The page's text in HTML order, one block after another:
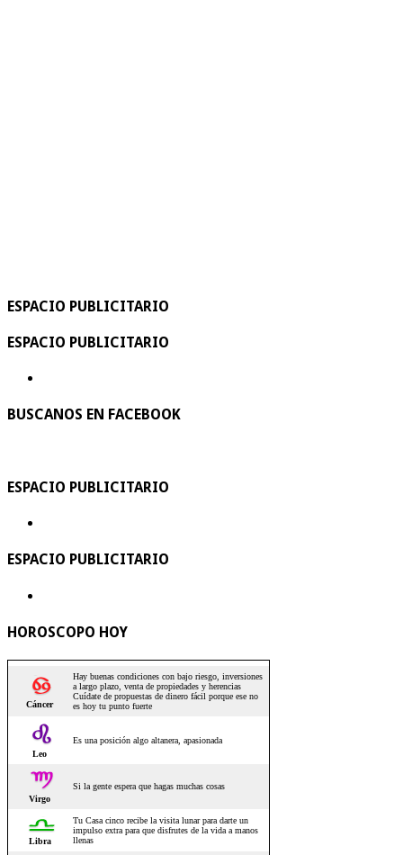
ESPACIO PUBLICITARIO
ESPACIO PUBLICITARIO
BUSCANOS EN FACEBOOK
ESPACIO PUBLICITARIO
ESPACIO PUBLICITARIO
HOROSCOPO HOY